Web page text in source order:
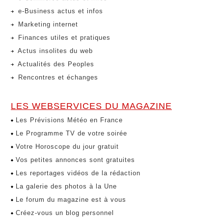
e-Business actus et infos
Marketing internet
Finances utiles et pratiques
Actus insolites du web
Actualités des Peoples
Rencontres et échanges
LES WEBSERVICES DU MAGAZINE
Les Prévisions Météo en France
Le Programme TV de votre soirée
Votre Horoscope du jour gratuit
Vos petites annonces sont gratuites
Les reportages vidéos de la rédaction
La galerie des photos à la Une
Le forum du magazine est à vous
Créez-vous un blog personnel